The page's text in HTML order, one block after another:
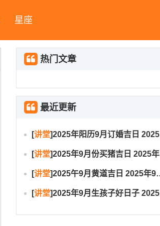
星座
热门文章
最近更新
[讲堂]2025年阳历9月订婚吉日 2025年9月订婚吉日有哪几天
[讲堂]2025年9月份买猪吉日 2025年9月买猪进圈吉日
[讲堂]2025午9月黄道吉日 2025年9月黄道吉日一览表大全
[讲堂]2025年9月生孩子好日子 2025年9月哪天生孩子比较好